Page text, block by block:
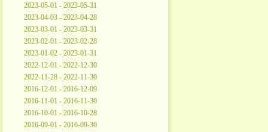
2023-05-01 - 2023-05-31
2023-04-03 - 2023-04-28
2023-03-01 - 2023-03-31
2023-02-01 - 2023-02-28
2023-01-02 - 2023-01-31
2022-12-01 - 2022-12-30
2022-11-28 - 2022-11-30
2016-12-01 - 2016-12-09
2016-11-01 - 2016-11-30
2016-10-01 - 2016-10-28
2016-09-01 - 2016-09-30